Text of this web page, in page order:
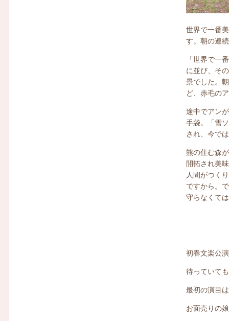
世界で一番
す。朝の連
「世界で一
に並び、そ
景でした。
ど、赤毛の
途中でアン
手袋。「雪
され、今で
熊の住む森
開拓され美
人間がつく
ですから。
守らなくて
初春文楽公
待っていて
最初の演目
お面売りの